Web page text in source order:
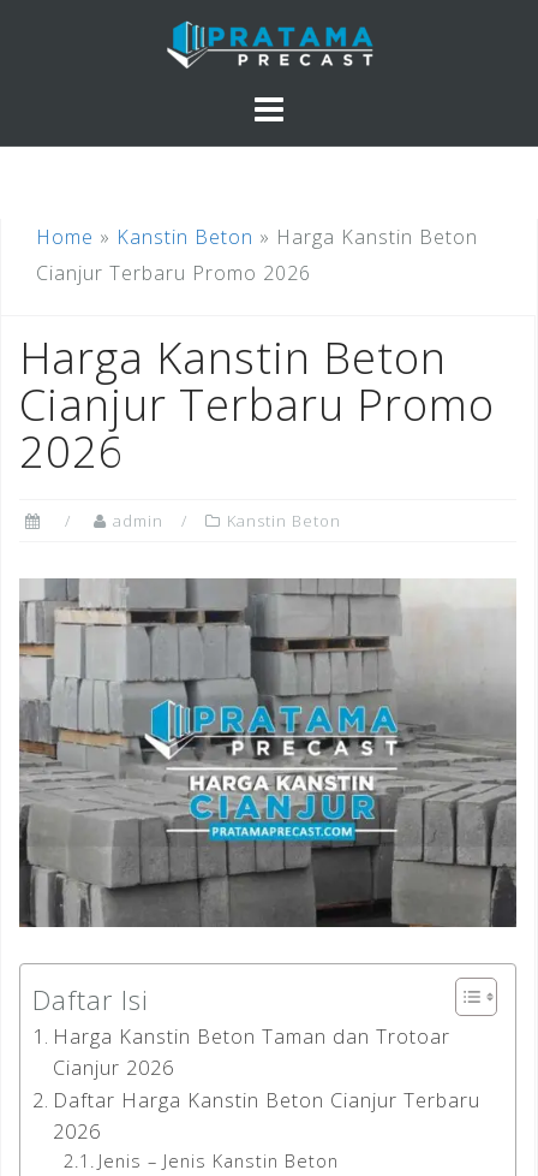
Home » Kanstin Beton » Harga Kanstin Beton
Cianjur Terbaru Promo 2026
Harga Kanstin Beton
Cianjur Terbaru Promo
2026
admin Kanstin Beton
Daftar Isi
Harga Kanstin Beton Taman dan Trotoar
Cianjur 2026
Daftar Harga Kanstin Beton Cianjur Terbaru
2026
Jenis – Jenis Kanstin Beton